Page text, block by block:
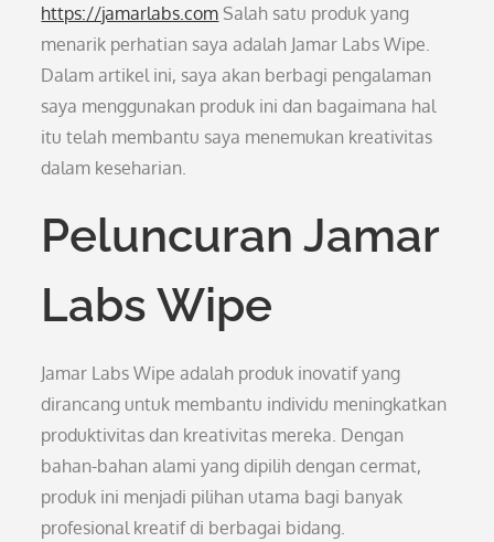
https://jamarlabs.com Salah satu produk yang
menarik perhatian saya adalah Jamar Labs Wipe.
Dalam artikel ini, saya akan berbagi pengalaman
saya menggunakan produk ini dan bagaimana hal
itu telah membantu saya menemukan kreativitas
dalam keseharian.
Peluncuran Jamar
Labs Wipe
Jamar Labs Wipe adalah produk inovatif yang
dirancang untuk membantu individu meningkatkan
produktivitas dan kreativitas mereka. Dengan
bahan-bahan alami yang dipilih dengan cermat,
produk ini menjadi pilihan utama bagi banyak
profesional kreatif di berbagai bidang.